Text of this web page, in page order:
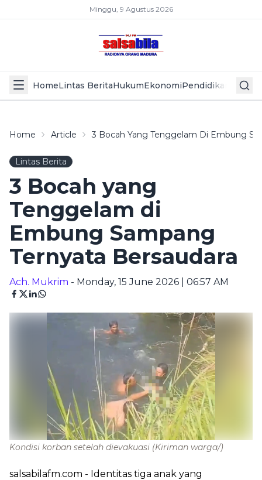
Minggu, 9 Agustus 2026
HomeLintas BeritaHukumEkonomiPendidikan Politik
Home Article 3 Bocah Yang Tenggelam Di Embung
Lintas Berita
3 Bocah yang
Tenggelam di
Embung Sampang
Ternyata Bersaudara
Ach. Mukrim - Monday, 15 June 2026 | 06:57 AM
Kondisi korban setelah dievakuasi (Kiriman warga/)
salsabilafm.com - Identitas tiga anak yang